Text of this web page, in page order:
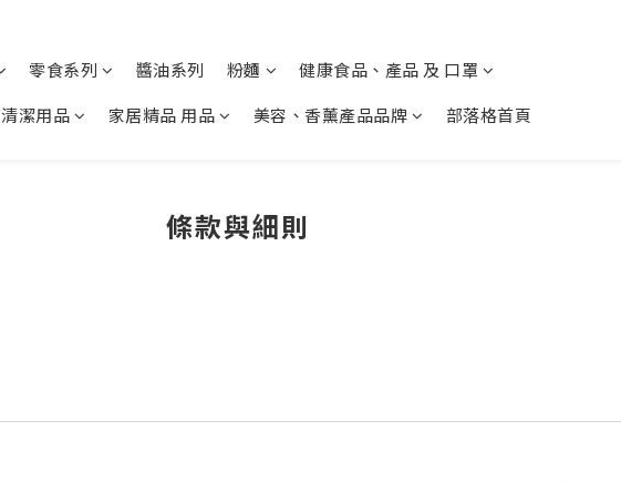
零食系列 醬油系列 粉麵
健康食品、產品 及 口罩
清潔用品 家居精品 用品 美容、香薰產品品牌 部落格首頁
條款與細則